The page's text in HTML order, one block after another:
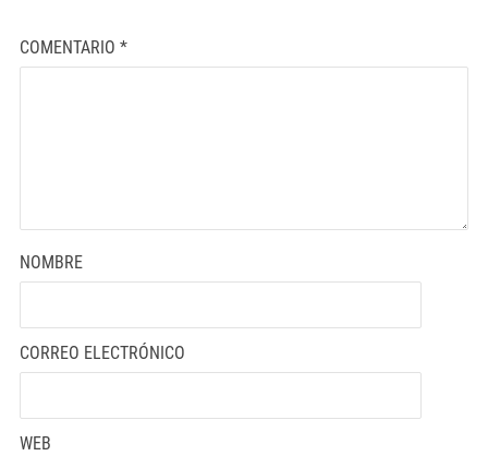
COMENTARIO *
NOMBRE
CORREO ELECTRÓNICO
WEB